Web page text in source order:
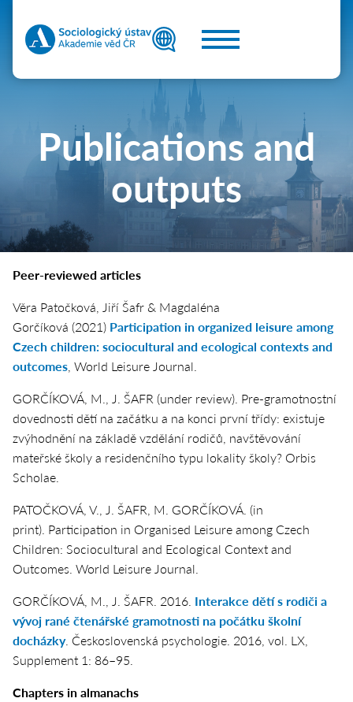
Publications and
outputs
Peer-reviewed articles
Věra Patočková, Jiří Šafr & Magdaléna
Gorčíková (2021) Participation in organized leisure among
Czech children: sociocultural and ecological contexts and
outcomes, World Leisure Journal.
GORČÍKOVÁ, M., J. ŠAFR (under review). Pre-gramotnostní
dovednosti dětí na začátku a na konci první třídy: existuje
zvýhodnění na základě vzdělání rodičů, navštěvování
mateřské školy a residenčního typu lokality školy? Orbis
Scholae.
PATOČKOVÁ, V., J. ŠAFR, M. GORČÍKOVÁ. (in
print). Participation in Organised Leisure among Czech
Children: Sociocultural and Ecological Context and
Outcomes. World Leisure Journal.
GORČÍKOVÁ, M., J. ŠAFR. 2016. Interakce dětí s rodiči a
vývoj rané čtenářské gramotnosti na počátku školní
docházky. Československá psychologie. 2016, vol. LX,
Supplement 1: 86–95.
Chapters in almanachs